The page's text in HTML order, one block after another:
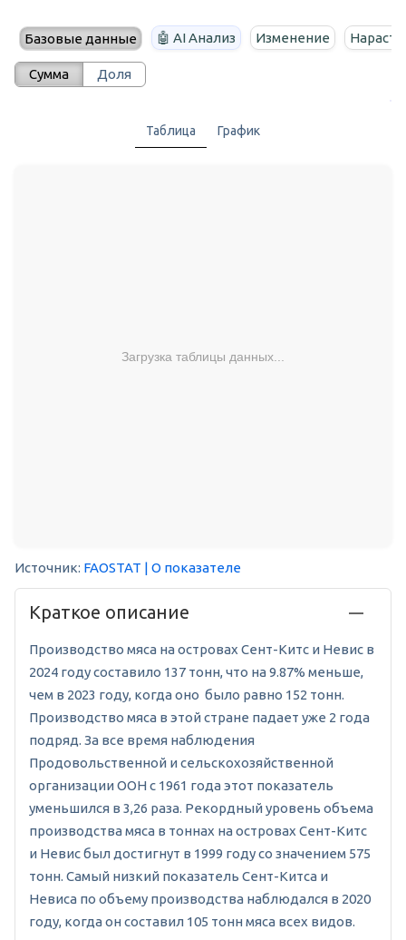
Базовые данные 🤖 AI Анализ Изменение
Сумма Доля
Таблица График
Загрузка таблицы данных...
Источник: FAOSTAT | О показателе
Краткое описание
Производство мяса на островах Сент-Китс и Невис в
2024 году составило 137 тонн, что на 9.87% меньше,
чем в 2023 году, когда оно было равно 152 тонн.
Производство мяса в этой стране падает уже 2 года
подряд. За все время наблюдения
Продовольственной и сельскохозяйственной
организации ООН с 1961 года этот показатель
уменьшился в 3,26 раза. Рекордный уровень объема
производства мяса в тоннах на островах Сент-Китс
и Невис был достигнут в 1999 году со значением 575
тонн. Самый низкий показатель Сент-Китса и
Невиса по объему производства наблюдался в 2020
году, когда он составил 105 тонн мяса всех видов.